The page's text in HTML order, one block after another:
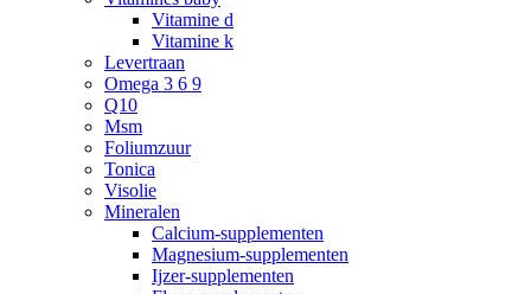
Vitamine d
Vitamine k
Levertraan
Omega 3 6 9
Q10
Msm
Foliumzuur
Tonica
Visolie
Mineralen
Calcium-supplementen
Magnesium-supplementen
Ijzer-supplementen